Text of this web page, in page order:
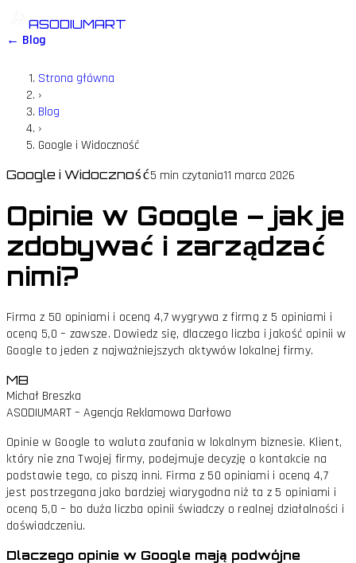
ASODIUMART
← Blog
Strona główna
›
Blog
›
Google i Widoczność
Google i Widoczność5 min czytania11 marca 2026
Opinie w Google – jak je
zdobywać i zarządzać
nimi?
Firma z 50 opiniami i oceną 4,7 wygrywa z firmą z 5 opiniami i
oceną 5,0 – zawsze. Dowiedz się, dlaczego liczba i jakość opinii w
Google to jeden z najważniejszych aktywów lokalnej firmy.
MB
Michał Breszka
ASODIUMART – Agencja Reklamowa Darłowo
Opinie w Google to waluta zaufania w lokalnym biznesie. Klient,
który nie zna Twojej firmy, podejmuje decyzję o kontakcie na
podstawie tego, co piszą inni. Firma z 50 opiniami i oceną 4,7
jest postrzegana jako bardziej wiarygodna niż ta z 5 opiniami i
oceną 5,0 – bo duża liczba opinii świadczy o realnej działalności i
doświadczeniu.
Dlaczego opinie w Google mają podwójne